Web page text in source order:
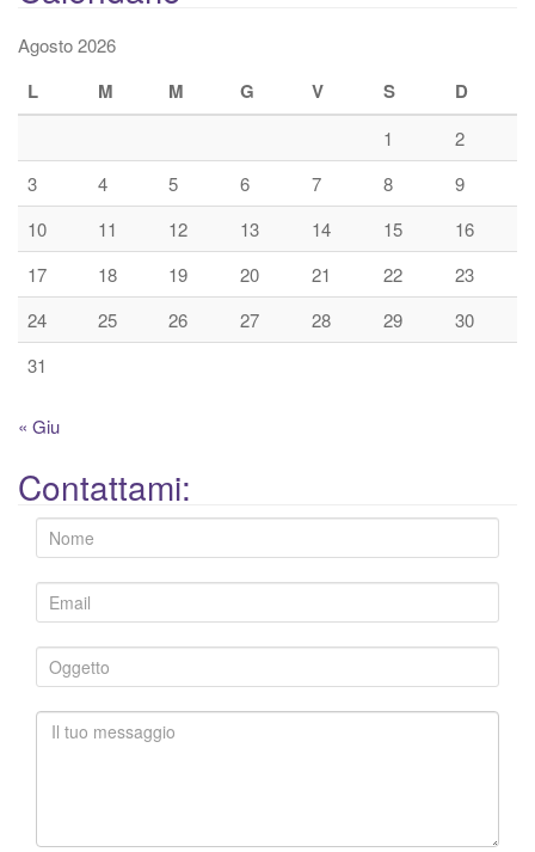
Agosto 2026
L M M G V S D
1
2
3
4 5 6 7 8
9
10
11 12 13 14 15
16
17
18 19 20 21 22
23
24
25 26 27 28 29
30
31
« Giu
Contattami: